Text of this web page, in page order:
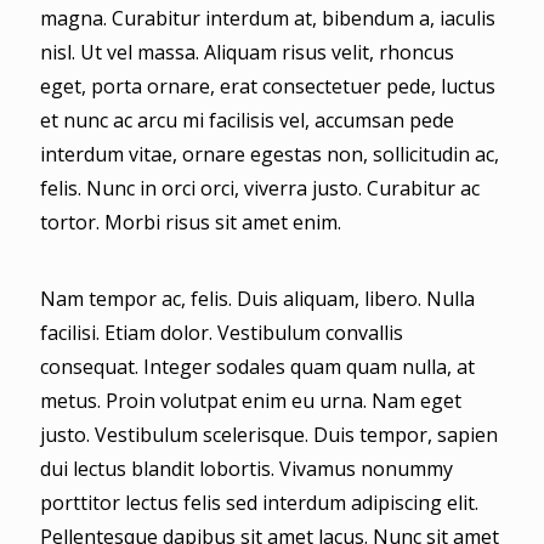
magna. Curabitur interdum at, bibendum a, iaculis
nisl. Ut vel massa. Aliquam risus velit, rhoncus
eget, porta ornare, erat consectetuer pede, luctus
et nunc ac arcu mi facilisis vel, accumsan pede
interdum vitae, ornare egestas non, sollicitudin ac,
felis. Nunc in orci orci, viverra justo. Curabitur ac
tortor. Morbi risus sit amet enim.
Nam tempor ac, felis. Duis aliquam, libero. Nulla
facilisi. Etiam dolor. Vestibulum convallis
consequat. Integer sodales quam quam nulla, at
metus. Proin volutpat enim eu urna. Nam eget
justo. Vestibulum scelerisque. Duis tempor, sapien
dui lectus blandit lobortis. Vivamus nonummy
porttitor lectus felis sed interdum adipiscing elit.
Pellentesque dapibus sit amet lacus. Nunc sit amet